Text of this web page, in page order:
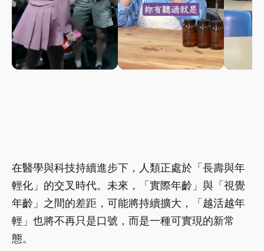
在醫學與科技持續進步下，人類正處於「長壽與年
輕化」的交叉時代。未來，「實際年齡」與「視覺
年齡」之間的差距，可能將持續擴大，「越活越年
輕」也將不再只是口號，而是一種可實現的新常
態。